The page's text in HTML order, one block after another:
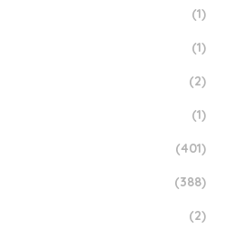
(1)
(1)
(2)
(1)
(401)
(388)
(2)